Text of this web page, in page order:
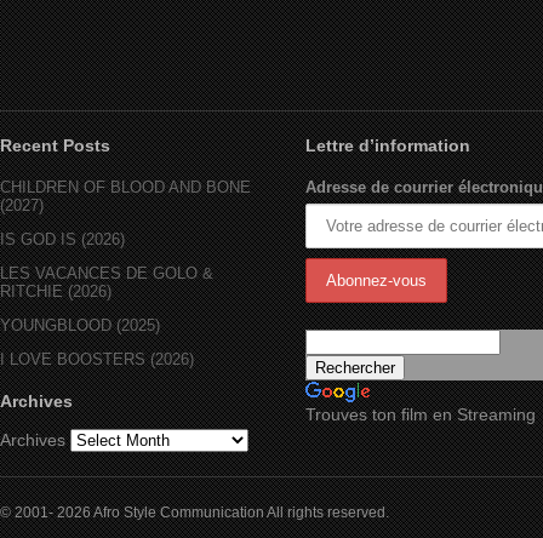
Recent Posts
CHILDREN OF BLOOD AND BONE
(2027)
IS GOD IS (2026)
LES VACANCES DE GOLO &
RITCHIE (2026)
YOUNGBLOOD (2025)
I LOVE BOOSTERS (2026)
Archives
Archives
Lettre d’information
Adresse de courrier
Trouves ton film en Streaming
© 2001- 2026 Afro Style Communication All rights reserved.